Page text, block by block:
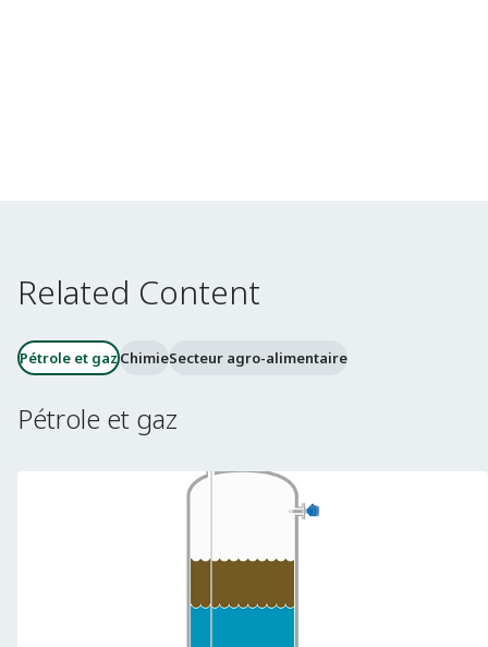
Related Content
Pétrole et gazChimieSecteur agro-alimentaire
Pétrole et gaz